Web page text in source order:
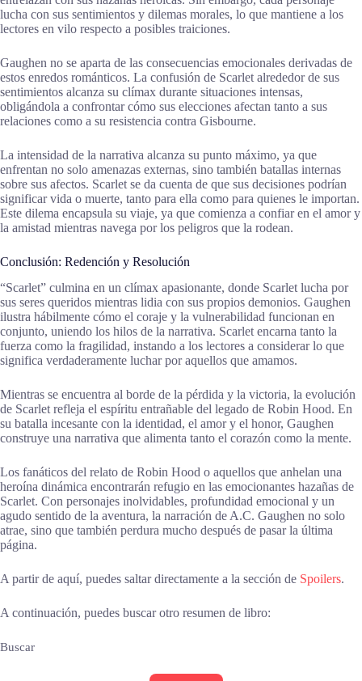
lucha con sus sentimientos y dilemas morales, lo que mantiene a los
lectores en vilo respecto a posibles traiciones.
Gaughen no se aparta de las consecuencias emocionales derivadas de
estos enredos románticos. La confusión de Scarlet alrededor de sus
sentimientos alcanza su clímax durante situaciones intensas,
obligándola a confrontar cómo sus elecciones afectan tanto a sus
relaciones como a su resistencia contra Gisbourne.
La intensidad de la narrativa alcanza su punto máximo, ya que
enfrentan no solo amenazas externas, sino también batallas internas
sobre sus afectos. Scarlet se da cuenta de que sus decisiones podrían
significar vida o muerte, tanto para ella como para quienes le importan.
Este dilema encapsula su viaje, ya que comienza a confiar en el amor y
la amistad mientras navega por los peligros que la rodean.
Conclusión: Redención y Resolución
“Scarlet” culmina en un clímax apasionante, donde Scarlet lucha por
sus seres queridos mientras lidia con sus propios demonios. Gaughen
ilustra hábilmente cómo el coraje y la vulnerabilidad funcionan en
conjunto, uniendo los hilos de la narrativa. Scarlet encarna tanto la
fuerza como la fragilidad, instando a los lectores a considerar lo que
significa verdaderamente luchar por aquellos que amamos.
Mientras se encuentra al borde de la pérdida y la victoria, la evolución
de Scarlet refleja el espíritu entrañable del legado de Robin Hood. En
su batalla incesante con la identidad, el amor y el honor, Gaughen
construye una narrativa que alimenta tanto el corazón como la mente.
Los fanáticos del relato de Robin Hood o aquellos que anhelan una
heroína dinámica encontrarán refugio en las emocionantes hazañas de
Scarlet. Con personajes inolvidables, profundidad emocional y un
agudo sentido de la aventura, la narración de A.C. Gaughen no solo
atrae, sino que también perdura mucho después de pasar la última
página.
A partir de aquí, puedes saltar directamente a la sección de Spoilers.
A continuación, puedes buscar otro resumen de libro:
Buscar